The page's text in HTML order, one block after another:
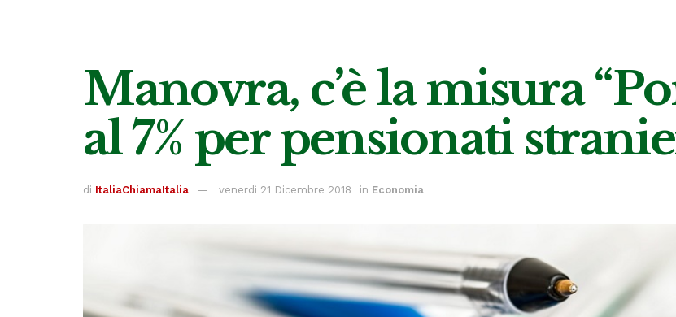
Manovra, c’è la misura
al 7% per pensionati
di ItaliaChiamaItalia venerdì 21 Dicembre 2018 in Economia